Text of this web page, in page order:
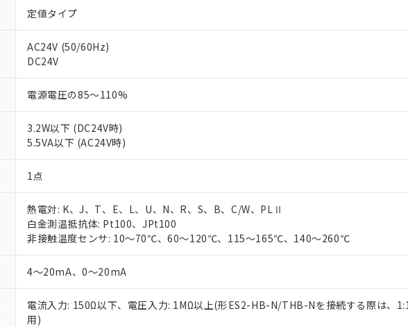
定値タイプ
AC24V (50/60Hz)
DC24V
電源電圧の85～110%
3.2W以下 (DC24V時)
5.5VA以下 (AC24V時)
1点
熱電対: K、J、T、E、L、U、N、R、S、B、C/W、PLⅡ
白金測温抵抗体: Pt100、JPt100
非接触温度センサ: 10～70℃、60～120℃、115～165℃、140～260℃
4～20mA、0～20mA
電流入力: 150Ω以下、電圧入力: 1MΩ以上(形ES2-HB-N/THB-Nを接続する際は、
用)